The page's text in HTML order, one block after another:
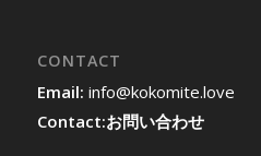
CONTACT
Email: info@kokomite.love
Contact:お問い合わせ